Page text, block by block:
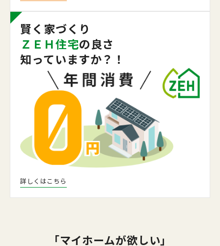
賢く家づくり
ＺＥＨ住宅の良さ
知っていますか？！
詳しくはこちら
「マイホームが欲しい」